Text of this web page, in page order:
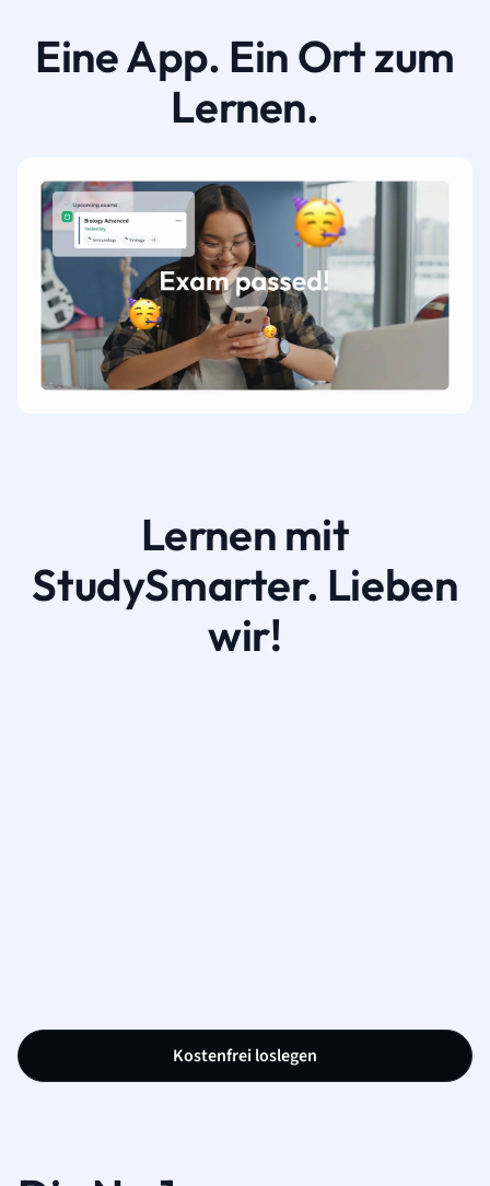
Eine App. Ein Ort zum
Lernen.
Lernen mit
StudySmarter. Lieben
wir!
Kostenfrei loslegen